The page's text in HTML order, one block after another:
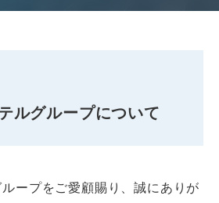
ルグループについて
ープをご愛顧賜り、誠にありが